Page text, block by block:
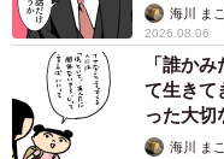
海川 ま
2026.08.06
「誰か
て生き
った大切
海川 ま